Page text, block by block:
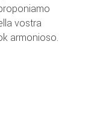
vostra
armonioso.